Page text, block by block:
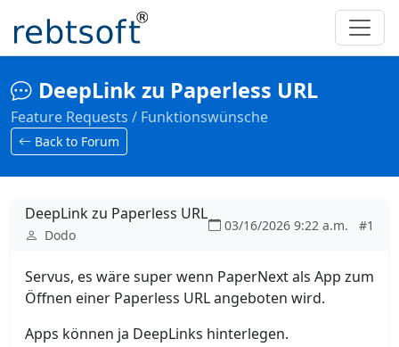
DeepLink zu Paperless URL
Feature Requests / Funktionswünsche
Back to Forum
DeepLink zu Paperless URL
Dodo
03/16/2026 9:22 a.m. #1
Servus, es wäre super wenn PaperNext als App zum
Öffnen einer Paperless URL angeboten wird.
Apps können ja DeepLinks hinterlegen.